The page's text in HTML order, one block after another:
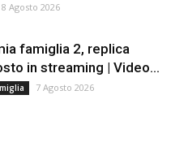
8 Agosto 2026
famiglia 2, replica
in streaming | Video...
7 Agosto 2026